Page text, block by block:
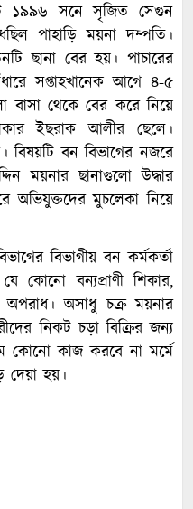
১৯৯৬ সনে সৃজিত সেগুন
পাহাড়ি ময়না দম্পতি।
ছানা বের হয়। পাচারের
সপ্তাহখানেক আগে ৪-৫
বাসা থেকে বের করে নিয়ে
ইছরাক আলীর ছেলে।
বন বিভাগের নজরে
ময়নার ছানাগুলো উদ্ধার
অভিযুক্তদের মুচলেকা নিয়ে
বিভাগীয় বন কর্মকর্তা
কোনো বন্যপ্রাণী শিকার,
অসাধু চক্র ময়নার
নিকট চড়া বিক্রির জন্য
কোনো কাজ করবে না মর্মে
দেয়া হয়।